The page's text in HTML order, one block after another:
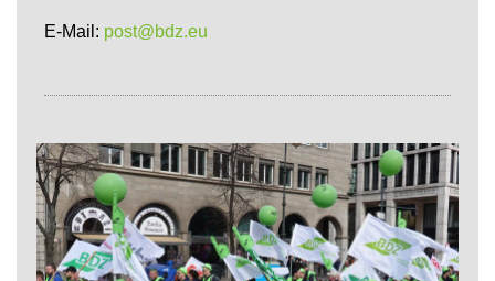
E-Mail: post@bdz.eu